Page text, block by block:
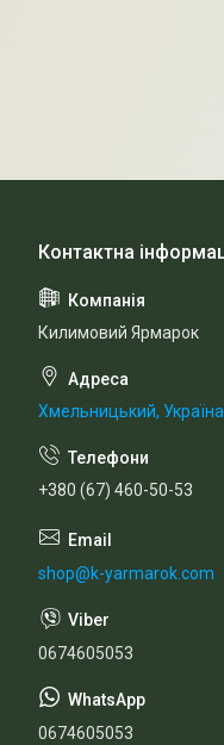
Килимовий Ярмарок
Хмельницький, Україна
+380 (67) 460-50-53
shop@k-yarmarok.com
0674605053
0674605053